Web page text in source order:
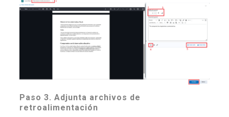
Paso 3. Adjunta archivos de
retroalimentación